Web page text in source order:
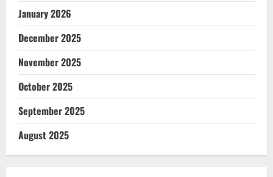
January 2026
December 2025
November 2025
October 2025
September 2025
August 2025